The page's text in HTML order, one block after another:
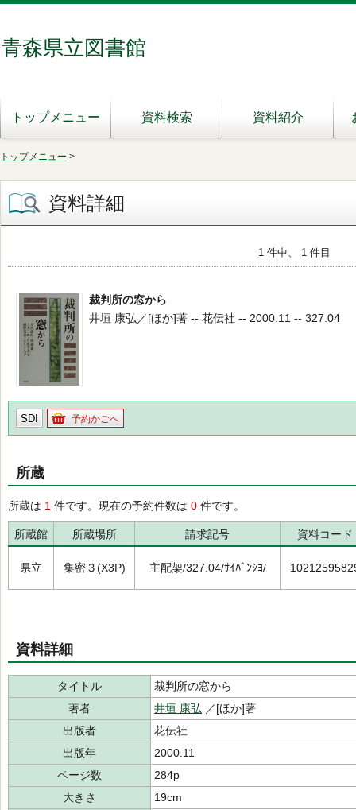
青森県立図書館
トップメニュー 資料検索 資料紹介
トップメニュー >
資料詳細
1 件中、 1 件目
裁判所の窓から
井垣 康弘／[ほか]著 -- 花伝社 -- 2000.11 -- 327.04
SDI 予約かごへ
所蔵
所蔵は 1 件です。現在の予約件数は 0 件です。
所蔵館 所蔵場所 請求記号 資料コード
県立 集密３(X3P) 主配架/327.04/ｻｲﾊﾞﾝｼﾖ/
資料詳細
タイトル
裁判所の窓から
著者
井垣 康弘 ／[ほか]著
出版者
花伝社
出版年
2000.11
ページ数
284p
大きさ
19cm